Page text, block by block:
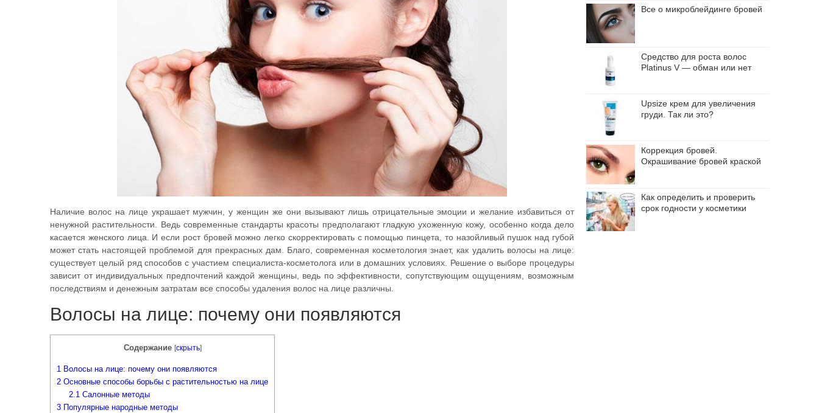
Наличие волос на лице украшает мужчин, у женщин же они вызывают лишь отрицательные эмоции и желание избавиться от
ненужной растительности. Ведь современные стандарты красоты предполагают гладкую ухоженную кожу, особенно когда дело
касается женского лица. И если рост бровей можно легко скорректировать с помощью пинцета, то назойливый пушок над губой
может стать настоящей проблемой для прекрасных дам. Благо, современная косметология знает, как удалить волосы на лице:
существует целый ряд способов с участием специалиста-косметолога или в домашних условиях. Решение о выборе процедуры
зависит от индивидуальных предпочтений каждой женщины, ведь по эффективности, сопутствующим ощущениям, возможным
последствиям и денежным затратам все способы удаления волос на лице различны.
Волосы на лице: почему они появляются
Содержание [скрыть]
1 Волосы на лице: почему они появляются
2 Основные способы борьбы с растительностью на лице
2.1Салонные методы
3 Популярные народные методы
Все о микроблейдинге бровей
Средство для роста волос
Platinus V — обман или нет
Upsize крем для увеличения
груди. Так ли это?
Коррекция бровей.
Окрашивание бровей краской
Как определить и проверить
срок годности у косметики